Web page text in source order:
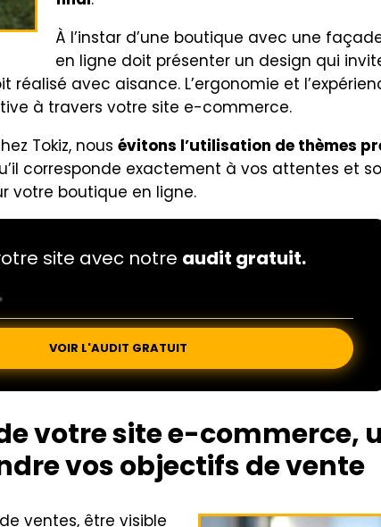
À l’instar d’une boutique avec une
en ligne doit présenter un design qui
réalisé avec aisance. L’ergonomie et
à travers votre site e-commerce.
Tokiz, nous évitons l’utilisation de thèmes
corresponde exactement à vos attentes et
votre boutique en ligne.
site avec notre audit gratuit.
VOIR L'AUDIT GRATUIT
votre site e-commerce,
vos objectifs de vente
ventes, être visible